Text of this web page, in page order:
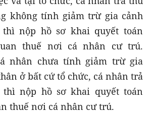
không tính giảm trừ gia cảnh
nộp hồ sơ khai quyết toán
thuế nơi cá nhân cư trú.
nhân chưa tính giảm trừ gia
ở bất cứ tổ chức, cá nhân trả
nộp hồ sơ khai quyết toán
thuế nơi cá nhân cư trú.